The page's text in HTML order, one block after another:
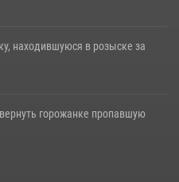
находившуюся в розыске за
горожанке пропавшую